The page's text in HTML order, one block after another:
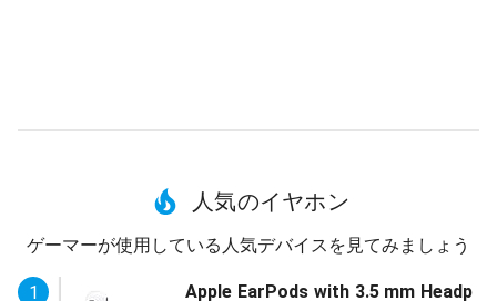
人気のイヤホン
ゲーマーが使用している人気デバイスを見てみましょう
1
Apple EarPods with 3.5 mm Headp